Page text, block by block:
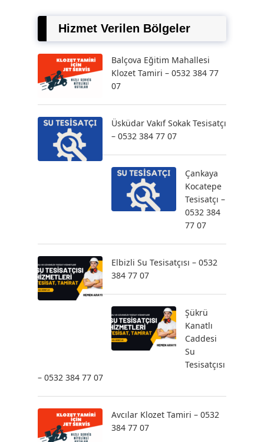
Hizmet Verilen Bölgeler
Balçova Eğitim Mahallesi
Klozet Tamiri – 0532 384 77
07
Üsküdar Vakıf Sokak Tesisatçı
– 0532 384 77 07
Çankaya
Kocatepe
Tesisatçı –
0532 384
77 07
Elbizli Su Tesisatçısı – 0532
384 77 07
Şükrü
Kanatlı
Caddesi
Su
Tesisatçısı
– 0532 384 77 07
Avcılar Klozet Tamiri – 0532
384 77 07